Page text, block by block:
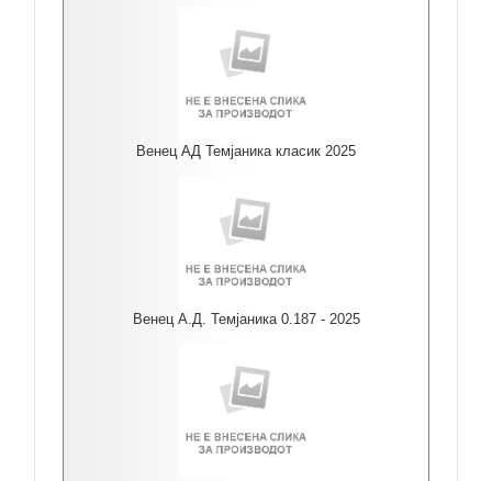
Венец АД Темјаника класик 2025
Венец А.Д. Темјаника 0.187 - 2025